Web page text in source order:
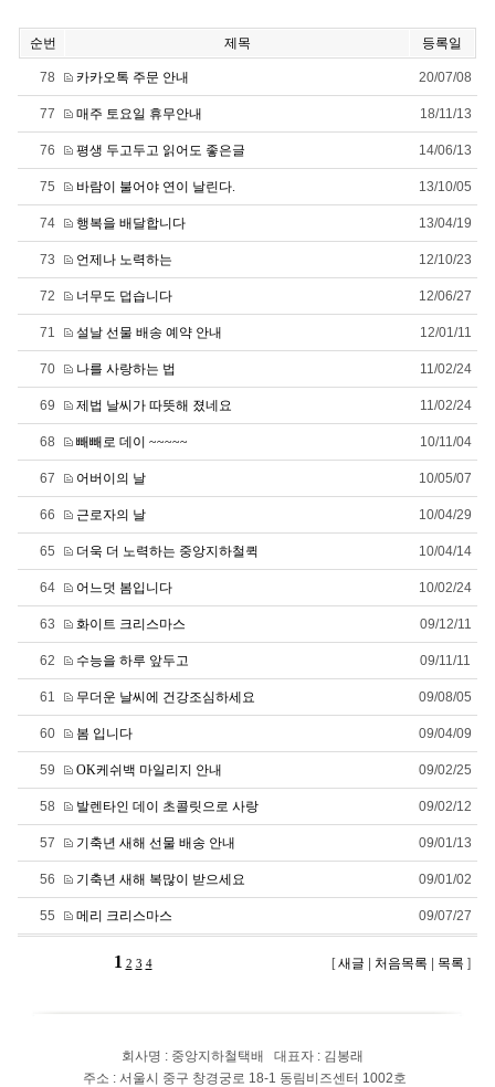
순번 제목 등록일
78 카카오톡 주문 안내 20/07/08
77 매주 토요일 휴무안내 18/11/13
76 평생 두고두고 읽어도 좋은글 14/06/13
75 바람이 불어야 연이 날린다. 13/10/05
74 행복을 배달합니다 13/04/19
73 언제나 노력하는 12/10/23
72 너무도 덥습니다 12/06/27
71 설날 선물 배송 예약 안내 12/01/11
70 나를 사랑하는 법 11/02/24
69 제법 날씨가 따뜻해 졌네요 11/02/24
68 빼빼로 데이 ~~~~~ 10/11/04
67 어버이의 날 10/05/07
66 근로자의 날 10/04/29
65 더욱 더 노력하는 중앙지하철퀵 10/04/14
64 어느덧 봄입니다 10/02/24
63 화이트 크리스마스 09/12/11
62 수능을 하루 앞두고 09/11/11
61 무더운 날씨에 건강조심하세요 09/08/05
60 봄 입니다 09/04/09
59 OK케쉬백 마일리지 안내 09/02/25
58 발렌타인 데이 초콜릿으로 사랑 09/02/12
57 기축년 새해 선물 배송 안내 09/01/13
56 기축년 새해 복많이 받으세요 09/01/02
55 메리 크리스마스 09/07/27
1 2 3 4 [새글 처음목록 목록 ]
회사명 : 중앙지하철택배 대표자 : 김봉래
주소 : 서울시 중구 창경궁로 18-1 동림비즈센터 1002호